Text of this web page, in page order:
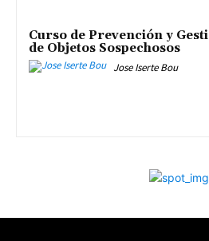
Curso de Prevención y
de Objetos Sospechosos
Jose Iserte Bou